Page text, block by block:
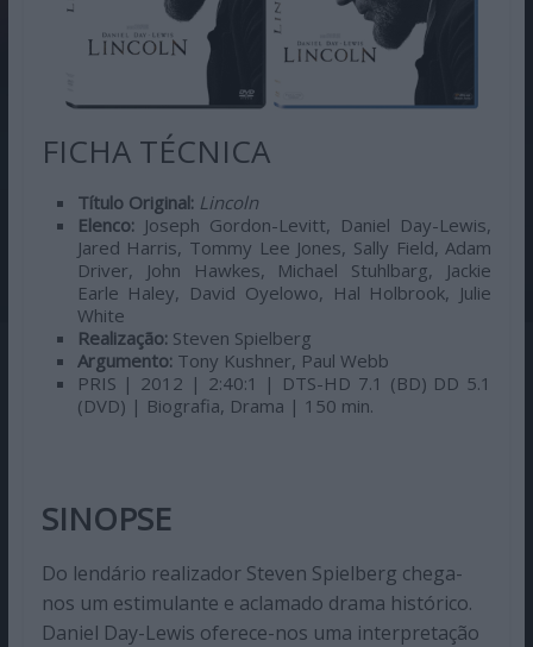
FICHA TÉCNICA
Título Original: Lincoln
Elenco: Joseph Gordon-Levitt, Daniel Day-Lewis,
Jared Harris, Tommy Lee Jones, Sally Field, Adam
Driver, John Hawkes, Michael Stuhlbarg, Jackie
Earle Haley, David Oyelowo, Hal Holbrook, Julie
White
Realização: Steven Spielberg
Argumento:Tony Kushner, Paul Webb
PRIS | 2012 | 2:40:1 | DTS-HD 7.1 (BD) DD 5.1
(DVD) | Biografia, Drama | 150 min.
SINOPSE
Do lendário realizador Steven Spielberg chega-
nos um estimulante e aclamado drama histórico.
Daniel Day-Lewis oferece-nos uma interpretação